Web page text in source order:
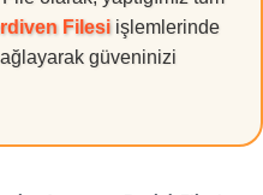
Filesi işlemlerinde
güveninizi